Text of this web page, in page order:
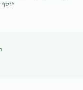
יוסף